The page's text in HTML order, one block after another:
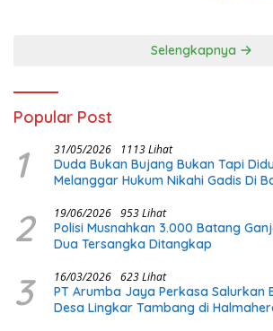
Selengkapnya
Popular Post
1 31/05/2026 1113 Lihat
Duda Bukan Bujang Bukan Tapi
Melanggar Hukum Nikahi Gadis Di
2 19/06/2026 953 Lihat
Polisi Musnahkan 3.000 Batang
Dua Tersangka Ditangkap
3 16/03/2026 623 Lihat
PT Arumba Jaya Perkasa Salurkan
Desa Lingkar Tambang di